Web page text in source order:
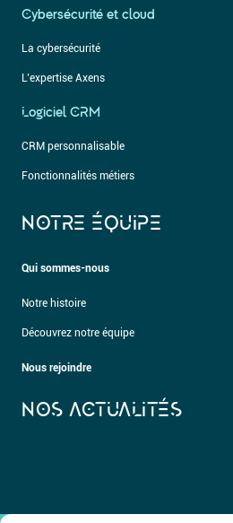
Cybersécurité et cloud
La cybersécurité
L’expertise Axens
Logiciel CRM
CRM personnalisable
Fonctionnalités métiers
NOTRE ÉQUIPE
Qui sommes-nous
Notre histoire
Découvrez notre équipe
Nous rejoindre
NOS ACTUALITÉS